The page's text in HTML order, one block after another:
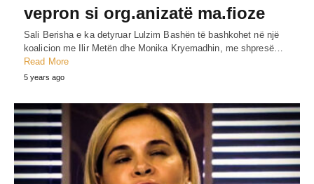
vepron si org.anizatë ma.fioze
Sali Berisha e ka detyruar Lulzim Bashën të bashkohet në një
koalicion me Ilir Metën dhe Monika Kryemadhin, me shpresë…
Read More
5 years ago